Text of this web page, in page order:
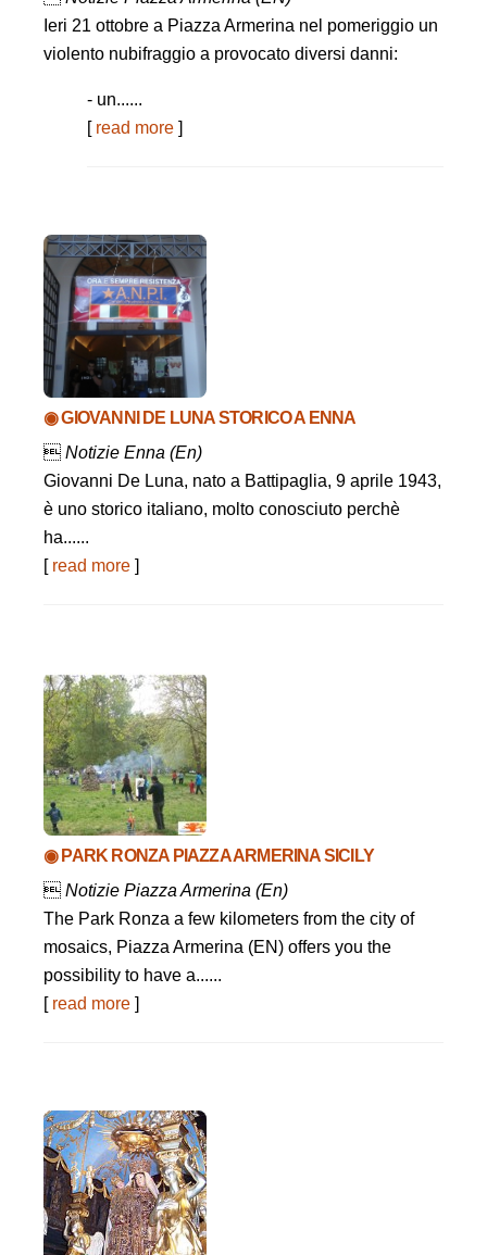
Ieri 21 ottobre a Piazza Armerina nel pomeriggio un
violento nubifraggio a provocato diversi danni:
- un......
[ read more ]
◉ GIOVANNI DE LUNA STORICO A ENNA
 Notizie Enna (En)
Giovanni De Luna, nato a Battipaglia, 9 aprile 1943,
è uno storico italiano, molto conosciuto perchè
ha......
[ read more ]
◉ PARK RONZA PIAZZA ARMERINA SICILY
 Notizie Piazza Armerina (En)
The Park Ronza a few kilometers from the city of
mosaics, Piazza Armerina (EN) offers you the
possibility to have a......
[ read more ]